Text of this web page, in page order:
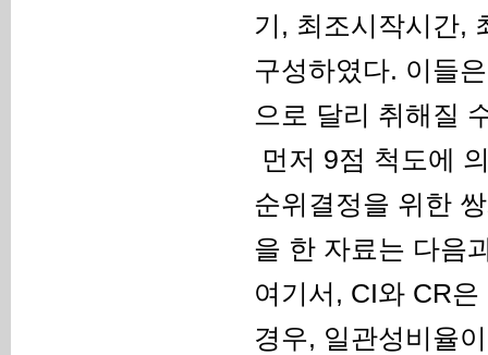
기, 최조시작시간,
구성하였다. 이들
으로 달리 취해질
먼저 9점 척도에
순위결정을 위한
을 한 자료는 다음
여기서, CI와 CR
경우, 일관성비율